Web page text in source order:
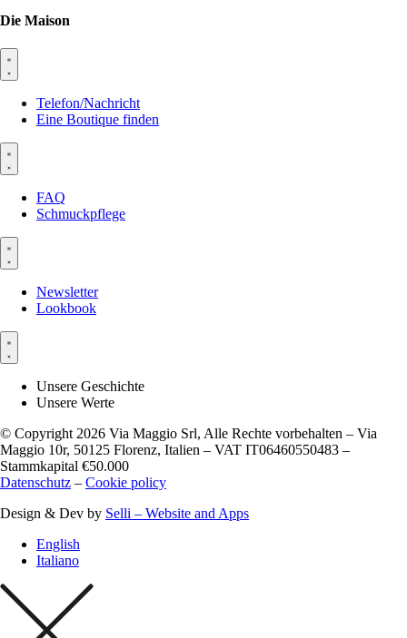
Die Maison
Telefon/Nachricht
Eine Boutique finden
FAQ
Schmuckpflege
Newsletter
Lookbook
Unsere Geschichte
Unsere Werte
© Copyright 2026 Via Maggio Srl, Alle Rechte vorbehalten – Via
Maggio 10r, 50125 Florenz, Italien – VAT IT06460550483 –
Stammkapital €50.000
Datenschutz – Cookie policy
Design & Dev by Selli – Website and Apps
English
Italiano